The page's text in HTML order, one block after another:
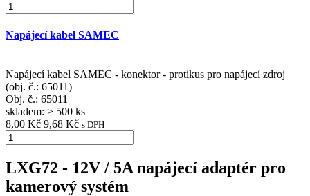
Napájecí kabel SAMEC
Napájecí kabel SAMEC - konektor - protikus pro napájecí zdroj
(obj. č.: 65011)
Obj. č.: 65011
skladem: > 500 ks
8,00 Kč 9,68 Kč s DPH
LXG72 - 12V / 5A napájecí adaptér pro
kamerový systém